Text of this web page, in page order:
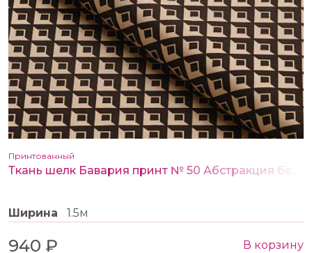
Принтованный
Ширина 1.5м
940 ₽ В корзину